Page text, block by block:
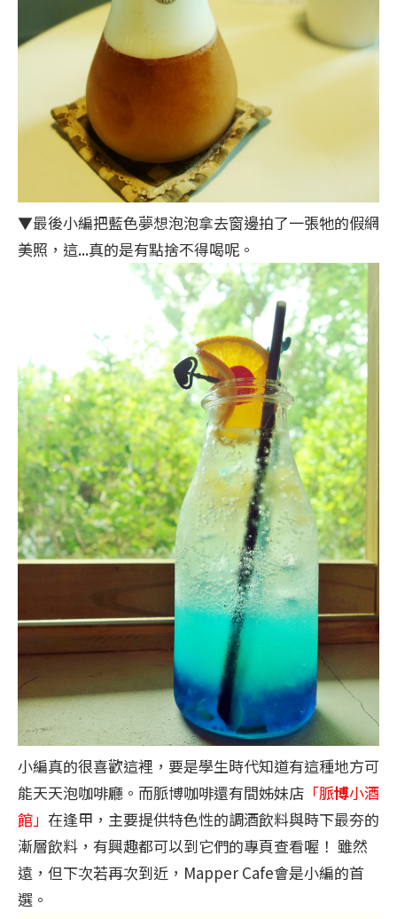
▼最後小編把藍色夢想泡泡拿去窗邊拍了一張牠的假網
美照，這...真的是有點捨不得喝呢。
小編真的很喜歡這裡，要是學生時代知道有這種地方可
能天天泡咖啡廳。而脈博咖啡還有間姊妹店 「脈博小酒
館」 在逢甲，主要提供特色性的調酒飲料與時下最夯的
漸層飲料，有興趣都可以到它們的專頁查看喔！ 雖然
遠，但下次若再次到近，Mapper Cafe會是小編的首
選。